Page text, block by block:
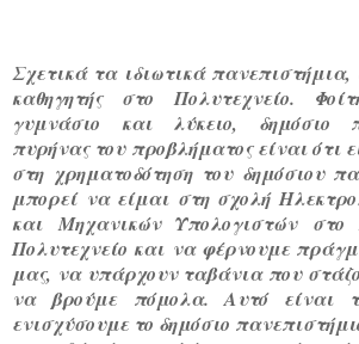
Σχετικά τα ιδιωτικά πανεπιστήμια,
καθηγητής στο Πολυτεχνείο.
γυμνάσιο και λύκειο, δημόσιο
πυρήνας του προβλήματος είναι ότι
στη χρηματοδότηση του δημόσιου
μπορεί να είμαι στη σχολή
και Μηχανικών Υπολογιστών στο
Πολυτεχνείο και να φέρνουμε
μας, να υπάρχουν ταβάνια που
να βρούμε πόμολα. Αυτό είναι
ενισχύσουμε το δημόσιο